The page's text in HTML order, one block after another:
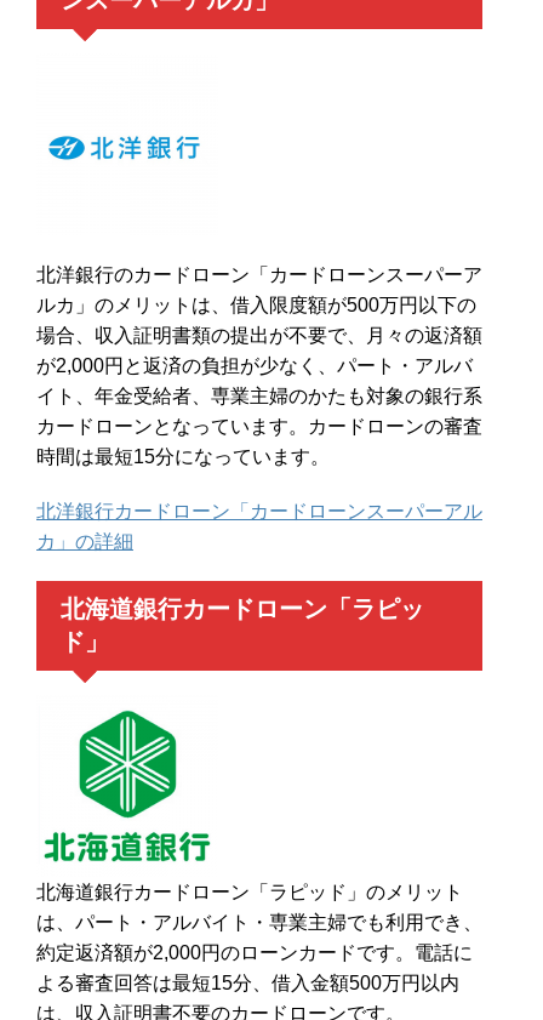
北洋銀行のカードローン「カードローンスーパーア
ルカ」のメリットは、借入限度額が500万円以下の
場合、収入証明書類の提出が不要で、月々の返済額
が2,000円と返済の負担が少なく、パート・アルバ
イト、年金受給者、専業主婦のかたも対象の銀行系
カードローンとなっています。カードローンの審査
時間は最短15分になっています。
北洋銀行カードローン「カードローンスーパーアル
カ」の詳細
北海道銀行カードローン「ラピッ
ド」
北海道銀行カードローン「ラピッド」のメリット
は、パート・アルバイト・専業主婦でも利用でき、
約定返済額が2,000円のローンカードです。電話に
よる審査回答は最短15分、借入金額500万円以内
は、収入証明書不要のカードローンです。